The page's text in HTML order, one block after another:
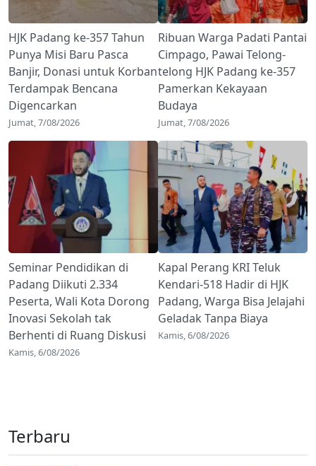
HJK Padang ke-357 Tahun
Punya Misi Baru Pasca
Banjir, Donasi untuk Korban
Terdampak Bencana
Digencarkan
Jumat, 7/08/2026
Ribuan Warga Padati Pantai
Cimpago, Pawai Telong-
telong HJK Padang ke-357
Pamerkan Kekayaan
Budaya
Jumat, 7/08/2026
Seminar Pendidikan di
Padang Diikuti 2.334
Peserta, Wali Kota Dorong
Inovasi Sekolah tak
Berhenti di Ruang Diskusi
Kamis, 6/08/2026
Kapal Perang KRI Teluk
Kendari-518 Hadir di HJK
Padang, Warga Bisa Jelajahi
Geladak Tanpa Biaya
Kamis, 6/08/2026
Terbaru